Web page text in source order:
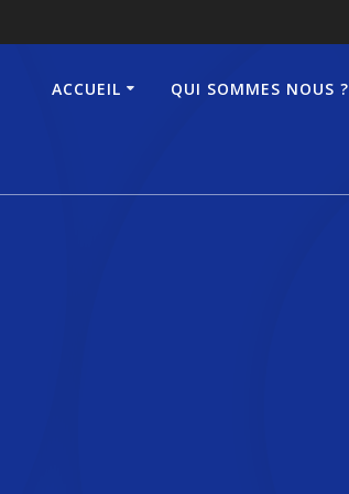
ACCUEIL QUI SOMMES NOUS ?